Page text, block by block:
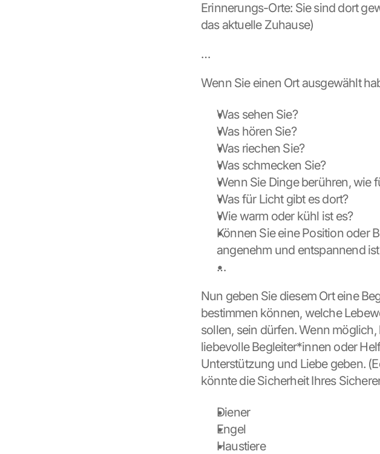
Erinnerungs-Orte: Sie sind dort
das aktuelle Zuhause)
…
Wenn Sie einen Ort ausgewählt
Was sehen Sie?
Was hören Sie?
Was riechen Sie?
Was schmecken Sie?
Wenn Sie Dinge berühren, wie
Was für Licht gibt es dort?
Wie warm oder kühl ist es?
Können Sie eine Position oder
angenehm und entspannend
…
Nun geben Sie diesem Ort eine
bestimmen können, welche
sollen, sein dürfen. Wenn
liebevolle Begleiter*innen oder
Unterstützung und Liebe geben.
könnte die Sicherheit Ihres
Diener
Engel
Haustiere
e
M
K
r
e
z
u
D
a
b
i
w
e
n
D
t
e
n
G
o
o